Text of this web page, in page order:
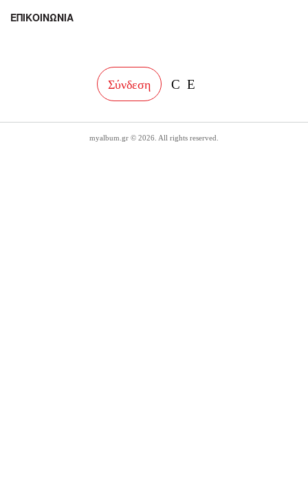
ΕΠΙΚΟΙΝΩΝΙΑ
Σύνδεση facebook
myalbum.gr © 2026. All rights reserved.